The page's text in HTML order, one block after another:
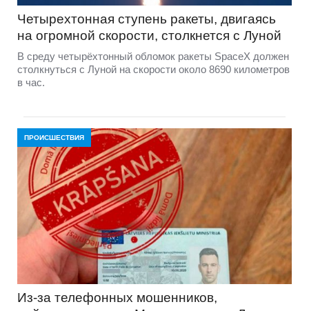
Четырехтонная ступень ракеты, двигаясь
на огромной скорости, столкнется с Луной
В среду четырёхтонный обломок ракеты SpaceX должен
столкнуться с Луной на скорости около 8690 километров
в час.
ПРОИСШЕСТВИЯ
Из-за телефонных мошенников,